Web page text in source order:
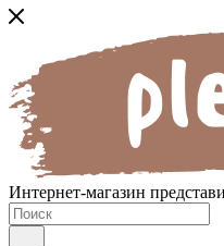
Интернет-магазин